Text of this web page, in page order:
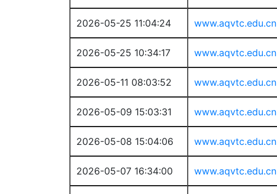
2026-05-25 11:04:24 www.aqvtc.edu.cn
2026-05-25 10:34:17 www.aqvtc.edu.cn
2026-05-11 08:03:52 www.aqvtc.edu.cn
2026-05-09 15:03:31 www.aqvtc.edu.cn
2026-05-08 15:04:06 www.aqvtc.edu.cn
2026-05-07 16:34:00 www.aqvtc.edu.cn